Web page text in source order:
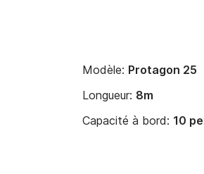
Modèle: Protagon 25
Longueur: 8m
Capacité à bord: 10